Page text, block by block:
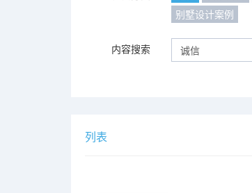
别墅设计案例
内容搜索
列表